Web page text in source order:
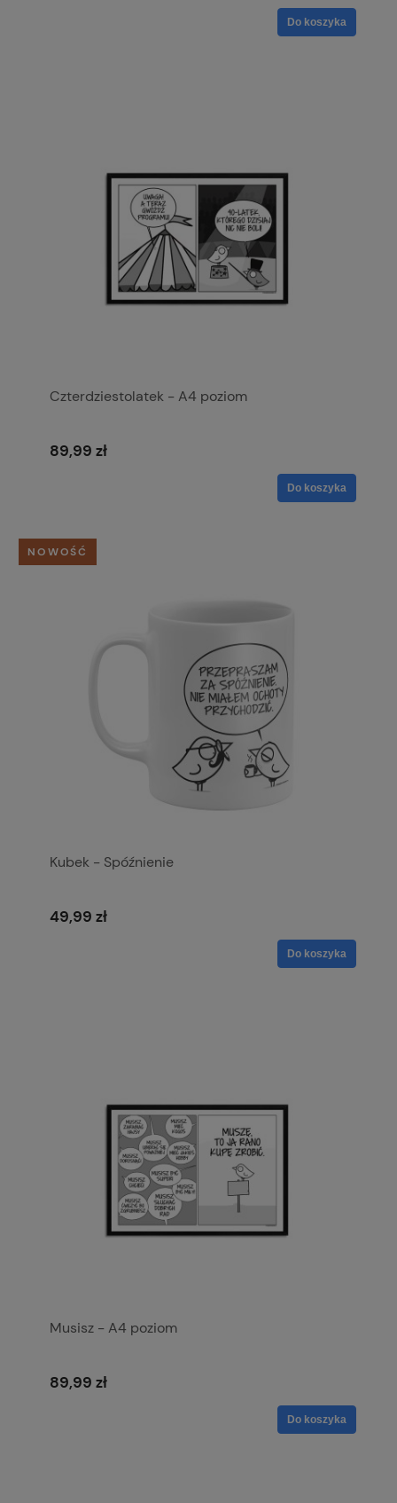
Do koszyka
Czterdziestolatek - A4 poziom
89,99 zł
Do koszyka
Kubek - Spóźnienie
49,99 zł
Do koszyka
NOWOŚĆ
Musisz - A4 poziom
89,99 zł
Do koszyka